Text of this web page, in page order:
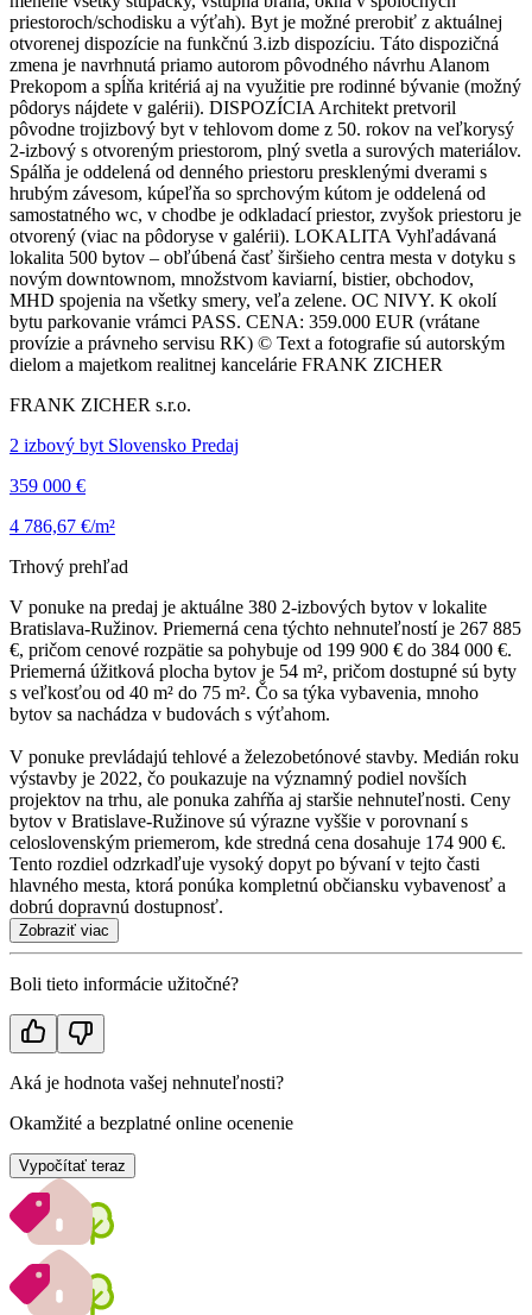
priestoroch/schodisku a výťah). Byt je možné prerobiť z aktuálnej
otvorenej dispozície na funkčnú 3.izb dispozíciu. Táto dispozičná
zmena je navrhnutá priamo autorom pôvodného návrhu Alanom
Prekopom a spĺňa kritériá aj na využitie pre rodinné bývanie (možný
pôdorys nájdete v galérii). DISPOZÍCIA Architekt pretvoril
pôvodne trojizbový byt v tehlovom dome z 50. rokov na veľkorysý
2-izbový s otvoreným priestorom, plný svetla a surových materiálov.
Spálňa je oddelená od denného priestoru presklenými dverami s
hrubým závesom, kúpeľňa so sprchovým kútom je oddelená od
samostatného wc, v chodbe je odkladací priestor, zvyšok priestoru je
otvorený (viac na pôdoryse v galérii). LOKALITA Vyhľadávaná
lokalita 500 bytov – obľúbená časť širšieho centra mesta v dotyku s
novým downtownom, množstvom kaviarní, bistier, obchodov,
MHD spojenia na všetky smery, veľa zelene. OC NIVY. K okolí
bytu parkovanie vrámci PASS. CENA: 359.000 EUR (vrátane
provízie a právneho servisu RK) © Text a fotografie sú autorským
dielom a majetkom realitnej kancelárie FRANK ZICHER
FRANK ZICHER s.r.o.
2 izbový byt Slovensko Predaj
359 000 €
4 786,67 €/m²
Trhový prehľad
V ponuke na predaj je aktuálne 380 2-izbových bytov v lokalite
Bratislava-Ružinov. Priemerná cena týchto nehnuteľností je 267 885
€, pričom cenové rozpätie sa pohybuje od 199 900 € do 384 000 €.
Priemerná úžitková plocha bytov je 54 m², pričom dostupné sú byty
s veľkosťou od 40 m² do 75 m². Čo sa týka vybavenia, mnoho
bytov sa nachádza v budovách s výťahom.
V ponuke prevládajú tehlové a železobetónové stavby. Medián roku
výstavby je 2022, čo poukazuje na významný podiel novších
projektov na trhu, ale ponuka zahŕňa aj staršie nehnuteľnosti. Ceny
bytov v Bratislave-Ružinove sú výrazne vyššie v porovnaní s
celoslovenským priemerom, kde stredná cena dosahuje 174 900 €.
Tento rozdiel odzrkadľuje vysoký dopyt po bývaní v tejto časti
hlavného mesta, ktorá ponúka kompletnú občiansku vybavenosť a
dobrú dopravnú dostupnosť.
Zobraziť viac
Boli tieto informácie užitočné?
Aká je hodnota vašej nehnuteľnosti?
Okamžité a bezplatné online ocenenie
Vypočítať teraz